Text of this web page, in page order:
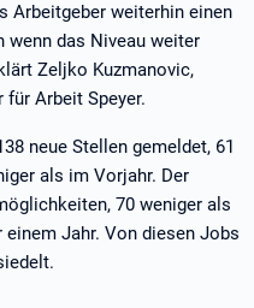
Arbeitgeber weiterhin einen
wenn das Niveau weiter
Zeljko Kuzmanovic,
Arbeit Speyer.
neue Stellen gemeldet, 61
als im Vorjahr. Der
70 weniger als
Jahr. Von diesen Jobs